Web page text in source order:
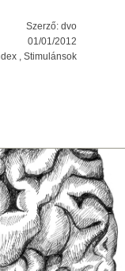
Szerző: dvo
01/01/2012
, Stimulánsok